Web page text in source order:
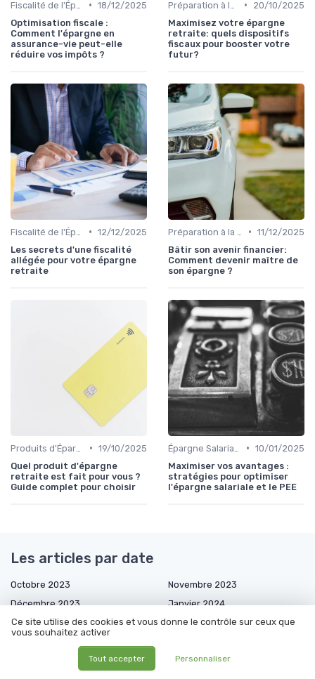
• 18/12/2025
Optimisation fiscale :
Comment l'épargne en
assurance-vie peut-elle
réduire vos impôts ?
•
20/10/2025
Maximisez votre épargne
retraite: quels dispositifs
fiscaux pour booster votre
futur?
• 12/12/2025
Les secrets d'une fiscalité
allégée pour votre épargne
retraite
• 11/12/2025
Bâtir son avenir financier:
Comment devenir maître de
son épargne ?
• 19/10/2025
Quel produit d'épargne
retraite est fait pour vous ?
Guide complet pour choisir
• 10/01/2025
Maximiser vos avantages :
stratégies pour optimiser
l'épargne salariale et le PEE
Les articles par date
Octobre 2023
Novembre 2023
Décembre 2023
Janvier 2024
Février 2024
Mars 2024
Juillet 2024
Ce site utilise des cookies et vous donne le contrôle sur ceux que
vous souhaitez activer
Tout accepter Personnaliser